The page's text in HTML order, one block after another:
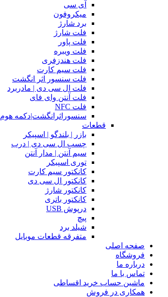
آی سی
میکروفون
برد شارژ
فلت شارژ
فلت پاور
فلت ویبره
فلت هندزفری
فلت سیم کارت
فلت سنسور اثر انگشت
فلت ال سی دی | مادربرد
فلت آنتن وای فای
فلت NFC
سنسوراثرانگشت|دکمه هوم
قطعات
بازر | بلندگو | اسپیکر
چسب ال سی دی | درب
سیم آنتن | مدار آنتن
توری اسپیکر
کانکتور سیم کارت
کانکتور ال سی دی
کانکتور شارژ
کانکتور باتری
درپوش USB
پیچ
شیلد برد
متفرقه قطعات موبایل
صفحه اصلی
فروشگاه
درباره ما
تماس با ما
ماشین حساب خرید اقساطی
همکاری در فروش